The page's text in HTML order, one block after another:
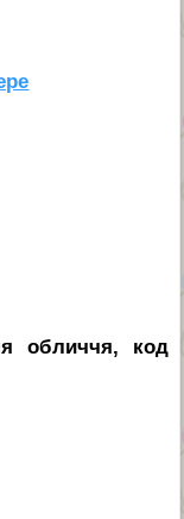
обличчя, код